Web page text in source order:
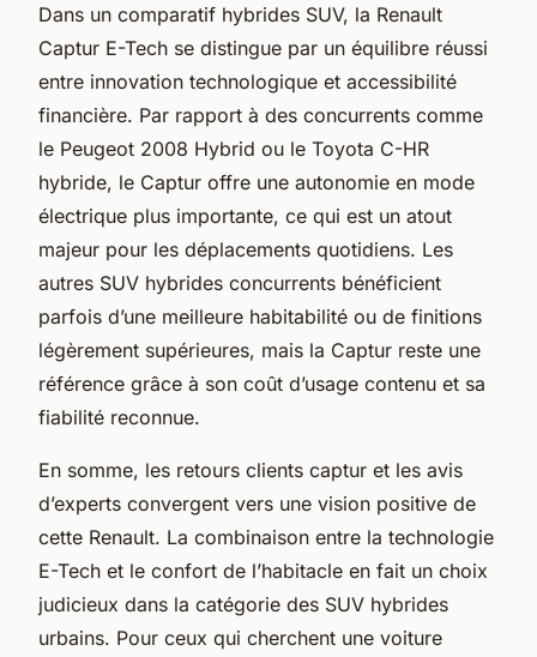
Dans un comparatif hybrides SUV, la Renault
Captur E-Tech se distingue par un équilibre réussi
entre innovation technologique et accessibilité
financière. Par rapport à des concurrents comme
le Peugeot 2008 Hybrid ou le Toyota C-HR
hybride, le Captur offre une autonomie en mode
électrique plus importante, ce qui est un atout
majeur pour les déplacements quotidiens. Les
autres SUV hybrides concurrents bénéficient
parfois d’une meilleure habitabilité ou de finitions
légèrement supérieures, mais la Captur reste une
référence grâce à son coût d’usage contenu et sa
fiabilité reconnue.
En somme, les retours clients captur et les avis
d’experts convergent vers une vision positive de
cette Renault. La combinaison entre la technologie
E-Tech et le confort de l’habitacle en fait un choix
judicieux dans la catégorie des SUV hybrides
urbains. Pour ceux qui cherchent une voiture